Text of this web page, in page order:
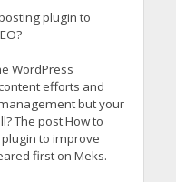
plugin to
WordPress
efforts and
but your
The post How to
to improve
first on Meks.